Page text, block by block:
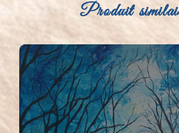
Produit